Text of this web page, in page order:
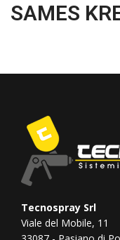
SAMES
Tecnospray Srl
Viale del Mobile, 11